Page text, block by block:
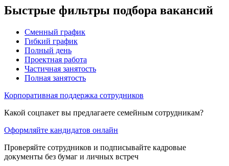
Быстрые фильтры подбора вакансий
Сменный график
Гибкий график
Полный день
Проектная работа
Частичная занятость
Полная занятость
Корпоративная поддержка сотрудников
Какой соцпакет вы предлагаете семейным сотрудникам?
Оформляйте кандидатов онлайн
Проверяйте сотрудников и подписывайте кадровые
документы без бумаг и личных встреч